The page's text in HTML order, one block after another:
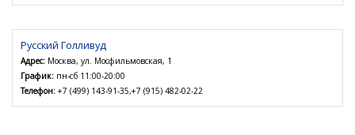
Русский Голливуд
Адрес: Москва, ул. Мосфильмовская, 1
График: пн-сб 11:00-20:00
Телефон: +7 (499) 143-91-35,+7 (915) 482-02-22